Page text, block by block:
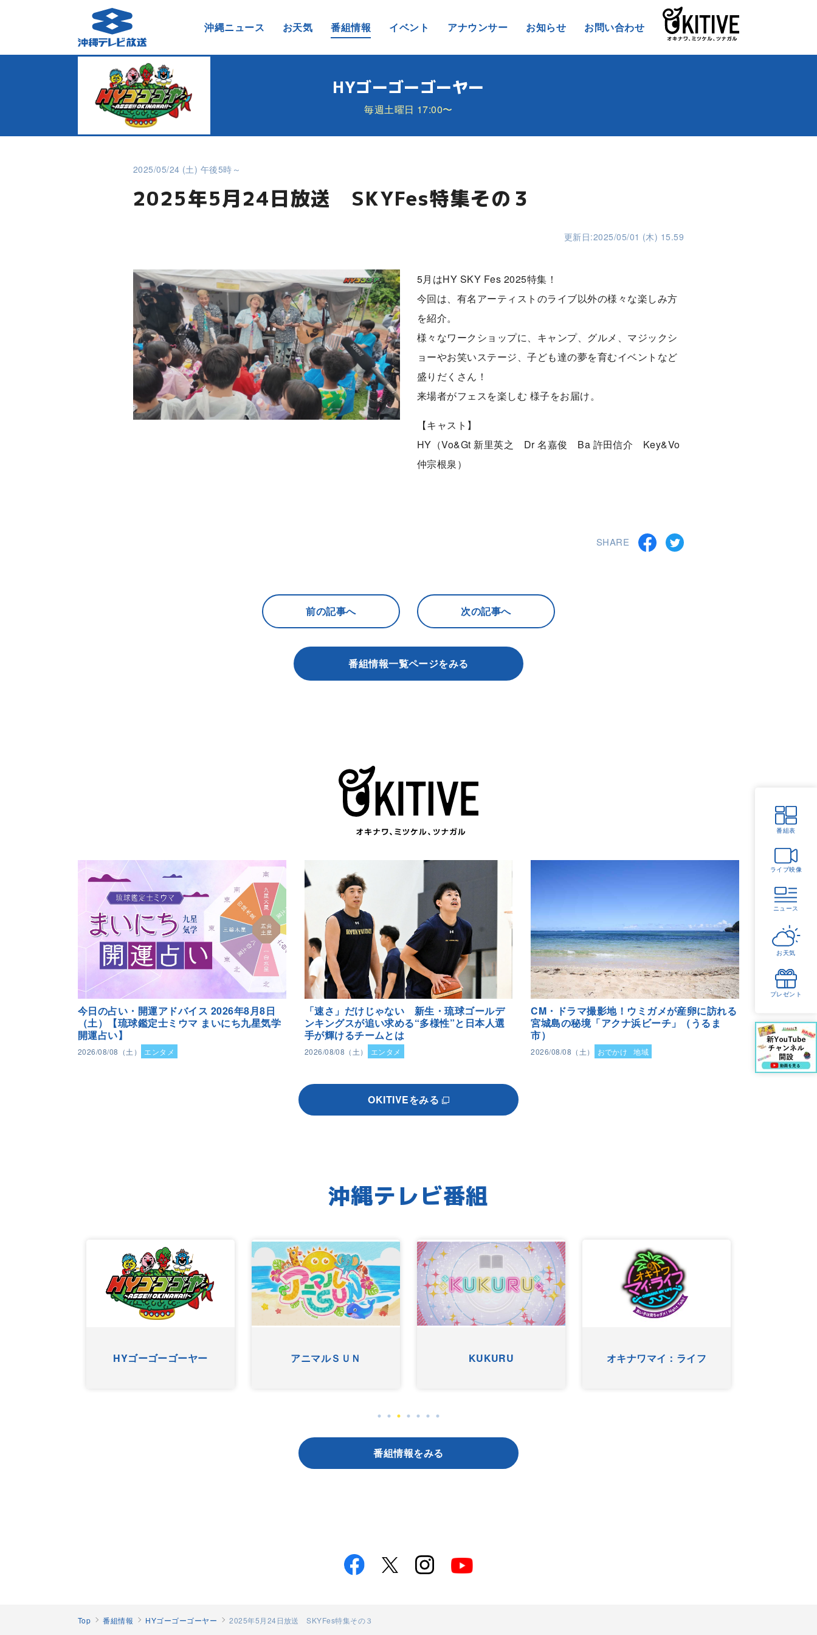
沖縄ニュース お天気 番組情報 イベント アナウンサー お知らせ お問い合わせ
番組表
ライブ映像
ニュース
お天気
プレゼント
HYゴーゴーゴーヤー
毎週土曜日 17:00〜
2025/05/24 (土) 午後5時～
2025年5月24日放送 SKYFes特集その３
更新日:2025/05/01 (木) 15.59
5月はHY SKY Fes 2025特集！
今回は、有名アーティストのライブ以外の様々な楽しみ方
を紹介。
様々なワークショップに、キャンプ、グルメ、マジックシ
ョーやお笑いステージ、子ども達の夢を育むイベントなど
盛りだくさん！
来場者がフェスを楽しむ 様子をお届け。
【キャスト】
HY（Vo&Gt 新里英之 Dr 名嘉俊 Ba 許田信介 Key&Vo
仲宗根泉）
SHARE
前の記事へ 次の記事へ
番組情報一覧ページをみる
今日の占い・開運アドバイス 2026年8月8日
（土）【琉球鑑定士ミウマ まいにち九星気学
開運占い】
2026/08/08（土） エンタメ
「速さ」だけじゃない 新生・琉球ゴールデ
ンキングスが追い求める“多様性”と日本人選
手が輝けるチームとは
2026/08/08（土） エンタメ
CM・ドラマ撮影地！ウミガメが産卵に訪れる
宮城島の秘境「アクナ浜ビーチ」（うるま
市）
2026/08/08（土） おでかけ 地域
OKITIVEをみる
沖縄テレビ番組
HYゴーゴーゴーヤー アニマルＳＵＮ KUKURU オキナワマイ：ライフ
番組情報をみる
Top 番組情報 HYゴーゴーゴーヤー 2025年5月24日放送 SKYFes特集その３